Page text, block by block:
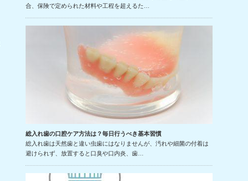
合、保険で定められた材料や工程を超えるた…
総入れ歯の口腔ケア方法は？毎日行うべき基本習慣
総入れ歯は天然歯と違い虫歯にはなりませんが、汚れや細菌の付着は
避けられず、放置すると口臭や口内炎、歯…